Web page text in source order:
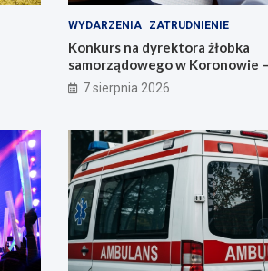
WYDARZENIA ZATRUDNIENIE
Konkurs na dyrektora żłobka
samorządowego w Koronowie
już dziś!
7 sierpnia 2026